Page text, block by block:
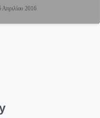
Απριλίου 2016